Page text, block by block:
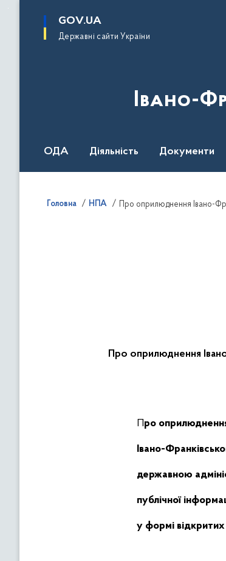
основного
GOV.UA
Державні сайти України
Івано-
ОДА Діяльність Документи
Головна НПА
Про оприлюднення
Про
Івано-
державною
публічної
у формі